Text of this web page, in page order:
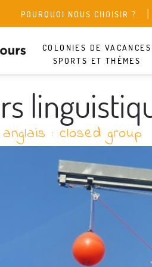
POURQUOI NOUS CHOISIR ?
COLONIES DE VACANCES
SPORTS ET THÈMES
: closed group